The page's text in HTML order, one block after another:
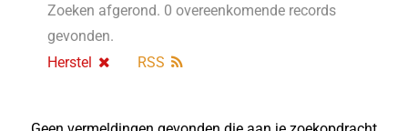
Zoeken afgerond. 0 overeenkomende records
gevonden.
Herstel
RSS